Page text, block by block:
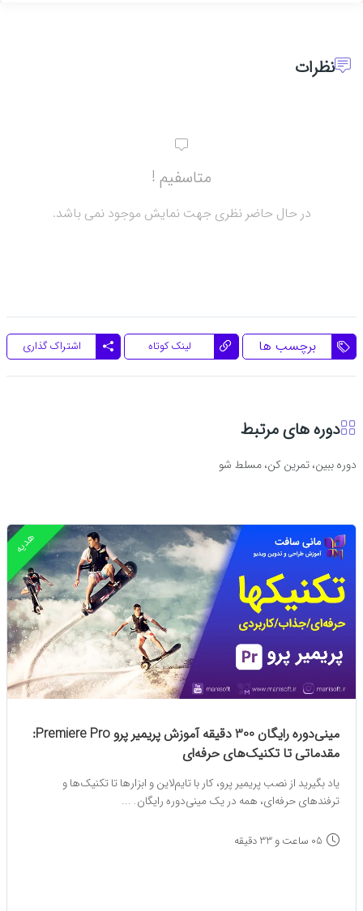
نظرات
متاسفیم !
در حال حاضر نظری جهت نمایش موجود نمی باشد.
برچسب ها لینک کوتاه اشتراک گذاری
دوره های مرتبط
دوره ببین، تمرین کن، مسلط شو
مینی‌دوره رایگان 300 دقیقه آموزش پریمیر پرو Premiere Pro:
مقدماتی تا تکنیک‌های حرفه‌ای
یاد بگیرید از نصب پریمیر پرو، کار با تایم‌لاین و ابزارها تا تکنیک‌ها و
ترفندهای حرفه‌ای، همه در یک مینی‌دوره رایگان. ...
05 ساعت و 33 دقیقه
هدیه